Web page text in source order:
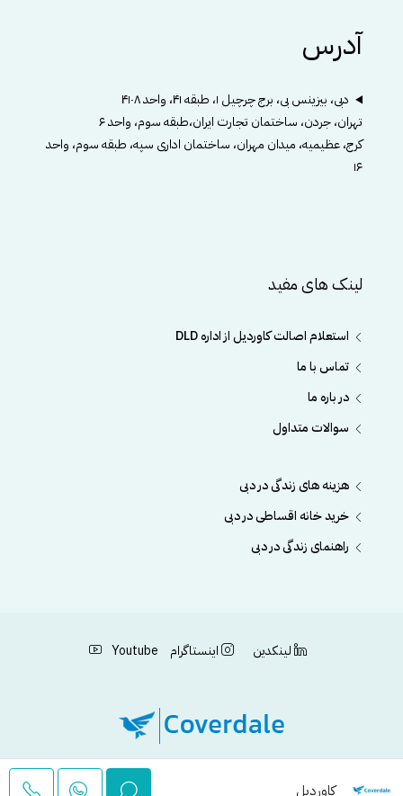
آدرس
دبی، بیزینس بی، برج چرچیل ۱، طبقه ۴۱، واحد ۴۱۰۸
تهران، جردن، ساختمان تجارت ایران،طبقه سوم، واحد ۶
کرج، عظیمیه، میدان مهران، ساختمان اداری سپه، طبقه سوم، واحد
۱۶
لینک های مفید
استعلام اصالت کاوردیل از اداره DLD
تماس با ما
در باره ما
سوالات متداول
هزینه های زندگی در دبی
خرید خانه اقساطی در دبی
راهنمای زندگی در دبی
لینکدین اینستاگرام Youtube
کاوردیل